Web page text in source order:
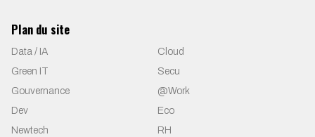
Plan du site
Data / IA
Cloud
Green IT
Secu
Gouvernance
@Work
Dev
Eco
Newtech
RH